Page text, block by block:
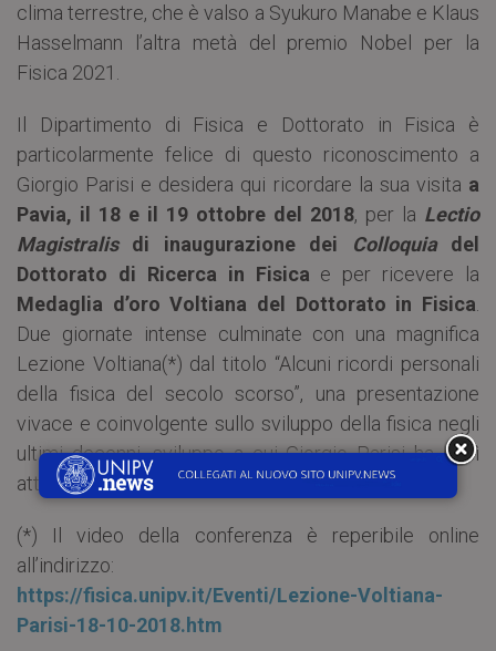
clima terrestre, che è valso a Syukuro Manabe e Klaus
Hasselmann l’altra metà del premio Nobel per la
Fisica 2021.
Il Dipartimento di Fisica e Dottorato in Fisica è
particolarmente felice di questo riconoscimento a
Giorgio Parisi e desidera qui ricordare la sua visita a
Pavia, il 18 e il 19 ottobre del 2018, per la Lectio
Magistralisdi inaugurazione dei Colloquiadel
Dottorato di Ricerca in Fisica e per ricevere la
Medaglia d’oro Voltiana del Dottorato in Fisica
Due giornate intense culminate con una magnifica
Lezione Voltiana(*) dal titolo “Alcuni ricordi personali
della fisica del secolo scorso”, una presentazione
vivace e coinvolgente sullo sviluppo della fisica negli
ultimi decenni, sviluppo a cui Giorgio Parisi ha così
attivamente contribuito.
(*) Il video della conferenza è reperibile online
all’indirizzo:
https://fisica.unipv.it/Eventi/Lezione-Voltiana-
Parisi-18-10-2018.htm